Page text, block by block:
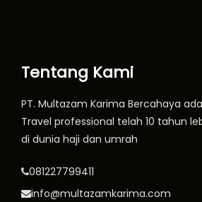
Tentang Kami
PT. Multazam Karima Bercahaya
Travel professional telah 10 tahun
di dunia haji dan umrah
081227799411
info@multazamkarima.com